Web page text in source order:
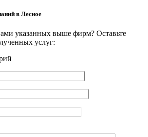
в Лесное
указанных выше фирм? Оставьте
услуг: